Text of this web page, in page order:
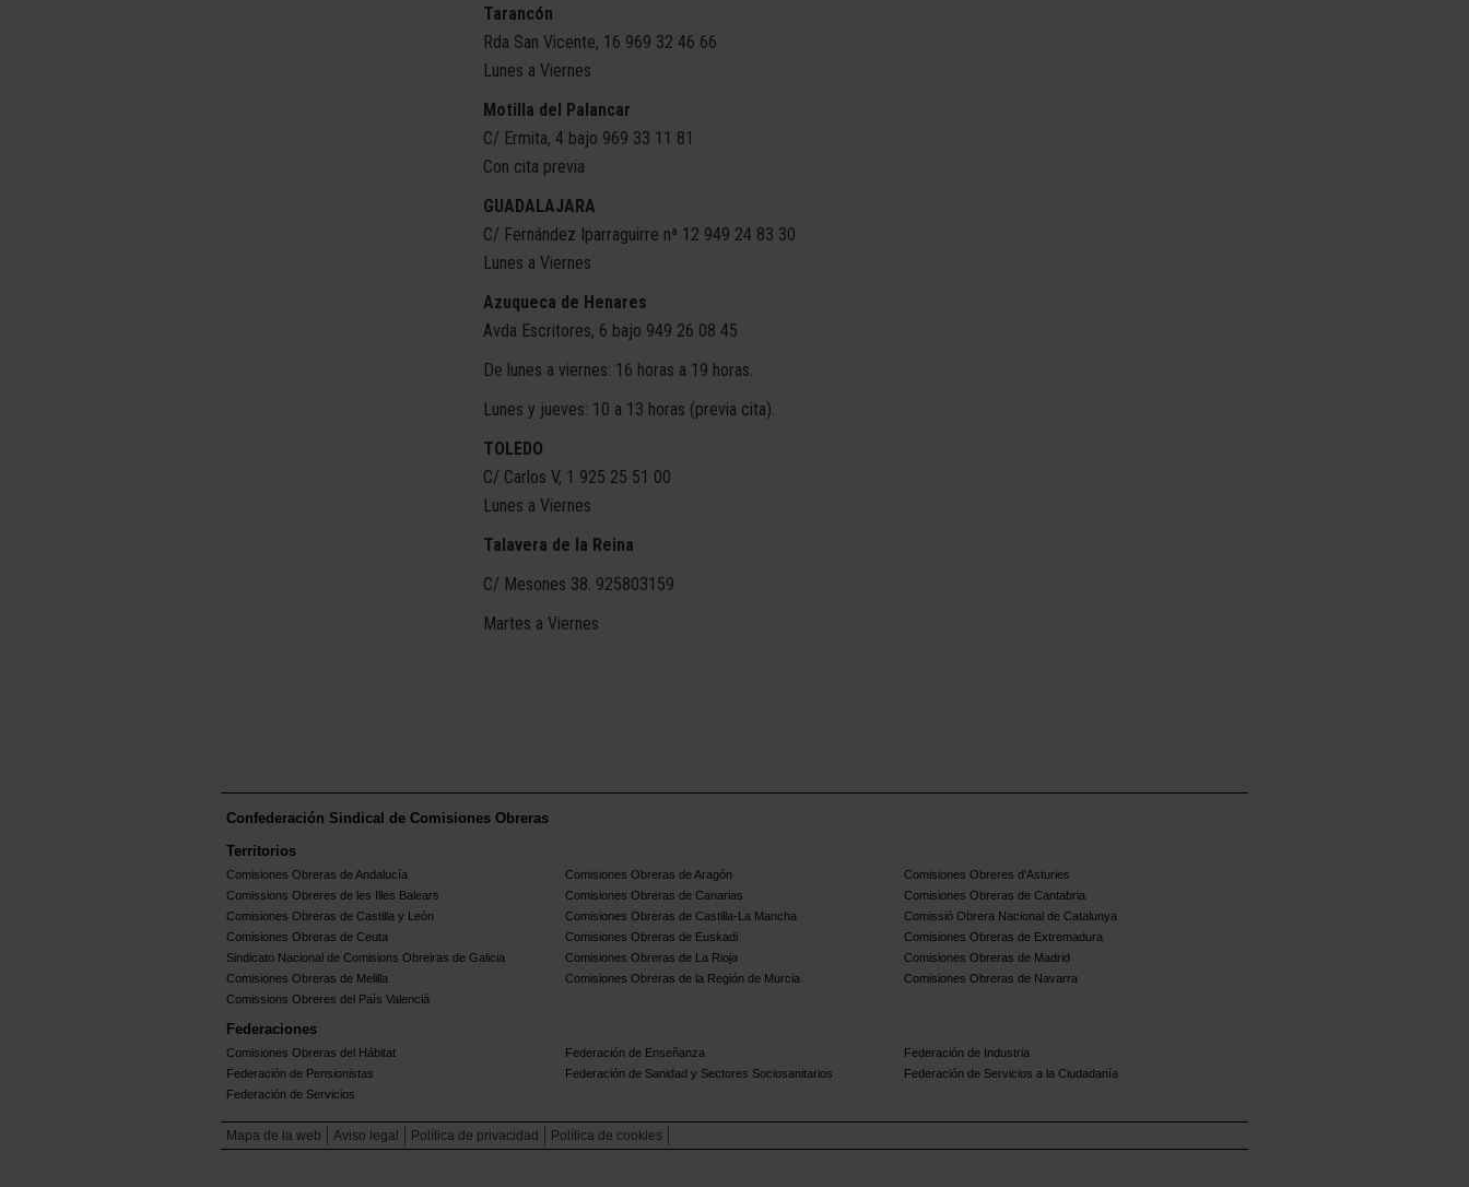
Tarancón
Rda San Vicente, 16 969 32 46 66
Lunes a Viernes
Motilla del Palancar
C/ Ermita, 4 bajo 969 33 11 81
Con cita previa
GUADALAJARA
C/ Fernández Iparraguirre nª 12 949 24 83 30
Lunes a Viernes
Azuqueca de Henares
Avda Escritores, 6 bajo 949 26 08 45
De lunes a viernes: 16 horas a 19 horas.
Lunes y jueves: 10 a 13 horas (previa cita).
TOLEDO
C/ Carlos V, 1 925 25 51 00
Lunes a Viernes
Talavera de la Reina
C/ Mesones 38. 925803159
Martes a Viernes
Confederación Sindical de Comisiones Obreras
Territorios
Comisiones Obreras de Andalucía Comisiones Obreras de Aragón
Comisiones Obreres d'Asturies
Comissions Obreres de les Illes Balears
Comisiones Obreras de Canarias
Comisiones Obreras de Cantabria
Comisiones Obreras de Castilla y León
Comisiones Obreras de Castilla-La Mancha
Comissió Obrera Nacional de Catalunya
Comisiones Obreras de Ceuta
Comisiones Obreras de Euskadi
Comisiones Obreras de Extremadura
Sindicato Nacional de Comisions Obreiras de Galicia
Comisiones Obreras de La Rioja
Comisiones Obreras de Madrid
Comisiones Obreras de Melilla
Comisiones Obreras de la Región de Murcia
Comisiones Obreras de Navarra
Comissions Obreres del Paìs Valenciá
Federaciones
Comisiones Obreras del Hábitat Federación de Enseñanza
Federación de Industria
Federación de Pensionistas
Federación de Sanidad y Sectores Sociosanitarios
Federación de Servicios a la Ciudadanía
Federación de Servicios
Mapa de la web Aviso legal Política de privacidad Política de cookies